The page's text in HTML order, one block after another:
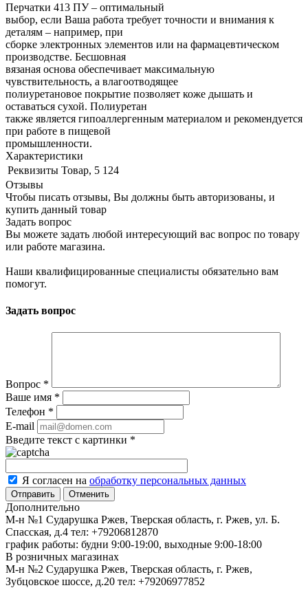
Перчатки 413 ПУ – оптимальный
выбор, если Ваша работа требует точности и внимания к
деталям – например, при
сборке электронных элементов или на фармацевтическом
производстве. Бесшовная
вязаная основа обеспечивает максимальную
чувствительность, а влагоотводящее
полиуретановое покрытие позволяет коже дышать и
оставаться сухой. Полиуретан
также является гипоаллергенным материалом и рекомендуется
при работе в пищевой
промышленности.
Характеристики
Реквизиты Товар, 5 124
Отзывы
Чтобы писать отзывы, Вы должны быть авторизованы, и
купить данный товар
Задать вопрос
Вы можете задать любой интересующий вас вопрос по товару
или работе магазина.
Наши квалифицированные специалисты обязательно вам
помогут.
Задать вопрос
Вопрос *
Ваше имя *
Телефон *
E-mail
Введите текст с картинки *
Я согласен на обработку персональных данных
Отменить
Дополнительно
М-н №1 Сударушка Ржев, Тверская область, г. Ржев, ул. Б.
Спасская, д.4 тел: +79206812870
график работы: будни 9:00-19:00, выходные 9:00-18:00
В розничных магазинах
М-н №2 Cударушка Ржев, Тверская область, г. Ржев,
Зубцовское шоссе, д.20 тел: +79206977852